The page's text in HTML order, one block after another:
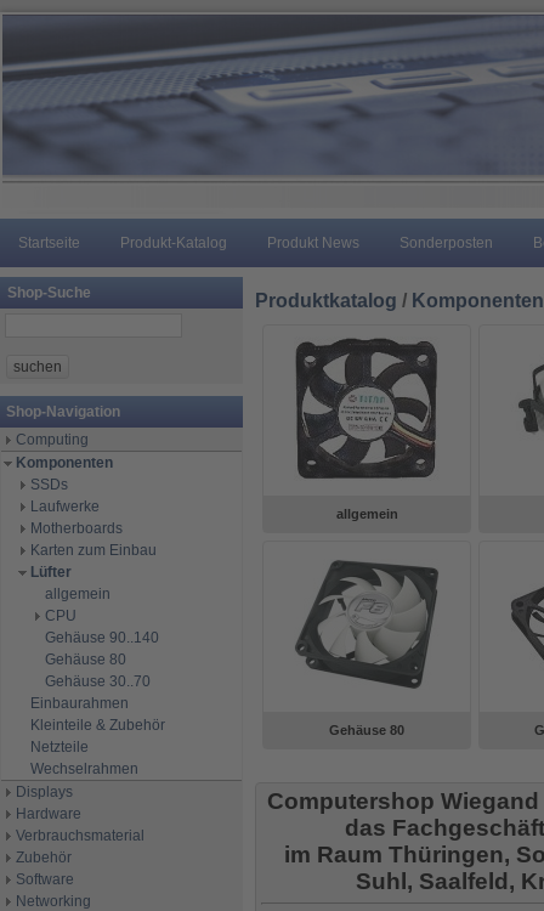
Startseite Produkt-Katalog Produkt News Sonderposten
Shop-Suche
Shop-Navigation
Computing
Komponenten
SSDs
Laufwerke
Motherboards
Karten zum Einbau
Lüfter
allgemein
CPU
Gehäuse 90..140
Gehäuse 80
Gehäuse 30..70
Einbaurahmen
Kleinteile & Zubehör
Netzteile
Wechselrahmen
Displays
Hardware
Verbrauchsmaterial
Zubehör
Software
Networking
Produktkatalog / Komponenten
allgemein
Gehäuse 80
Computershop
das
im Raum Thüringen,
Suhl, Saalfeld,